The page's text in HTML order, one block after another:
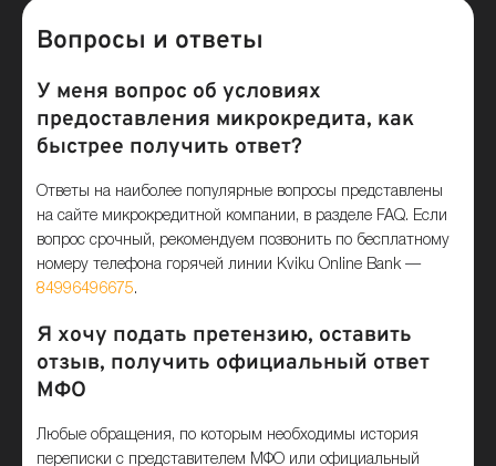
Вопросы и ответы
У меня вопрос об условиях
предоставления микрокредита, как
быстрее получить ответ?
Ответы на наиболее популярные вопросы представлены
на сайте микрокредитной компании, в разделе FAQ. Если
вопрос срочный, рекомендуем позвонить по бесплатному
номеру телефона горячей линии Kviku Online Bank —
84996496675.
Я хочу подать претензию, оставить
отзыв, получить официальный ответ
МФО
Любые обращения, по которым необходимы история
переписки с представителем МФО или официальный